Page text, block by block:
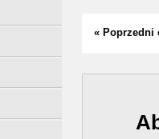
« Poprzedni